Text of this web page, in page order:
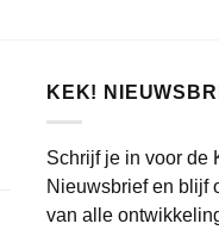
KEK!
Schrijf je in voor de
Nieuwsbrief en blijf
van alle